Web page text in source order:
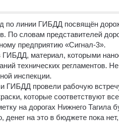
по линии ГИБДД посвящён
По словам представителей
предприятию «Сигнал-3».
материал, которыми
технических регламентов.
инспекции.
ГИБДД провели рабочую
которые соответствуют
на дорогах Нижнего Тагила
денег на это в бюджете пока